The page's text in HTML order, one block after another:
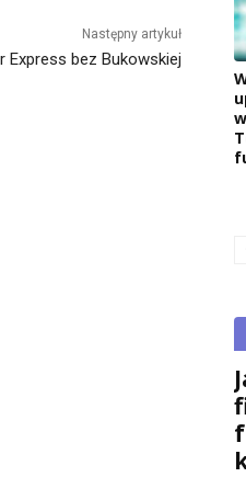
Następny artykuł
Express bez Bukowskiej